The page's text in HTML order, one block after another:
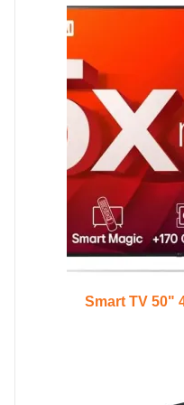
Smart TV 50"